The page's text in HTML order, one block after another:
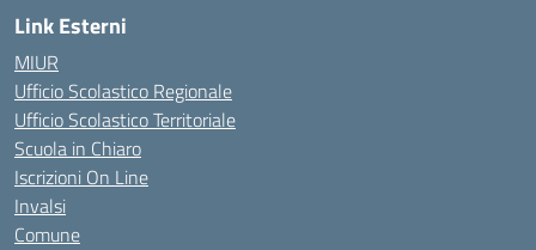
Link Esterni
MIUR
Ufficio Scolastico Regionale
Ufficio Scolastico Territoriale
Scuola in Chiaro
Iscrizioni On Line
Invalsi
Comune